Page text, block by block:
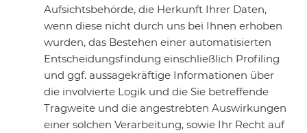
Aufsichtsbehörde, die Herkunft Ihrer Daten,
wenn diese nicht durch uns bei Ihnen erhoben
wurden, das Bestehen einer automatisierten
Entscheidungsfindung einschließlich Profiling
und ggf. aussagekräftige Informationen über
die involvierte Logik und die Sie betreffende
Tragweite und die angestrebten Auswirkungen
einer solchen Verarbeitung, sowie Ihr Recht auf